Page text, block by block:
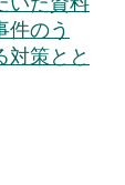
件のう
対策とと